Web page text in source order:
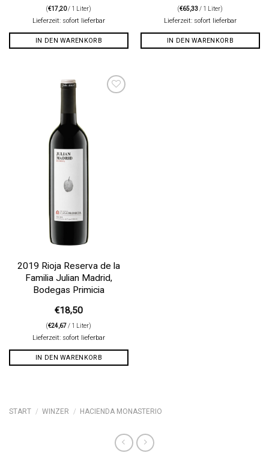
(€17,20/ 1 Liter)
Lieferzeit: sofort lieferbar
IN DEN WARENKORB
(€65,33/ 1 Liter)
Lieferzeit: sofort lieferbar
IN DEN WARENKORB
2019 Rioja Reserva de la
Familia Julian Madrid,
Bodegas Primicia
€18,50
(€24,67/ 1 Liter)
Lieferzeit: sofort lieferbar
IN DEN WARENKORB
START / WINZER / HACIENDA MONASTERIO